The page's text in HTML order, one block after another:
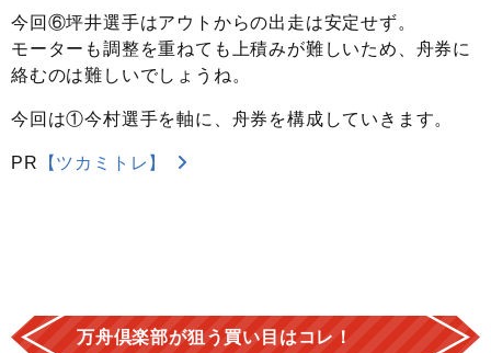
今回⑥坪井選手はアウトからの出走は安定せず。
モーターも調整を重ねても上積みが難しいため、舟券に
絡むのは難しいでしょうね。
今回は①今村選手を軸に、舟券を構成していきます。
PR 【ツカミトレ】
万舟倶楽部が狙う買い目はコレ！